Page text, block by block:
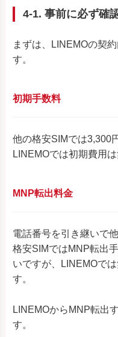
4-1. 事前に必ず確
まずは、LINEMOの契
す。
初期手数料
他の格安SIMでは3,300
LINEMOでは初期費用は
MNP転出料金
電話番号を引き継いで
格安SIMではMNP転出
いですが、LINEMOで
す。
LINEMOからMNP転出
す。